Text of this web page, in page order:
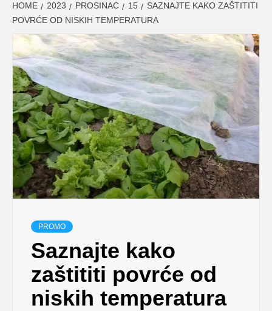
HOME 2023 PROSINAC 15
SAZNAJTE KAKO ZAŠTITITI
POVRĆE OD NISKIH TEMPERATURA
PROMO
Saznajte kako
zaštititi povrće od
niskih temperatura